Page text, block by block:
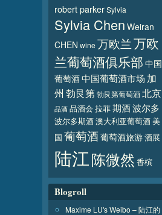
robert parkerSylvia
Sylvia Chen Weiran
CHEN wine万欧兰万欧
兰葡萄酒俱乐部中国
葡萄酒中国葡萄酒市场 加
州 勃艮第勃艮第葡萄酒北京
品酒品酒会 拉菲期酒波尔多
波尔多期酒澳大利亚葡萄酒美
国 葡萄酒葡萄酒旅游酒展
陆江陈微然 香槟
Blogroll
Maxime LU's Weibo – 陆江的